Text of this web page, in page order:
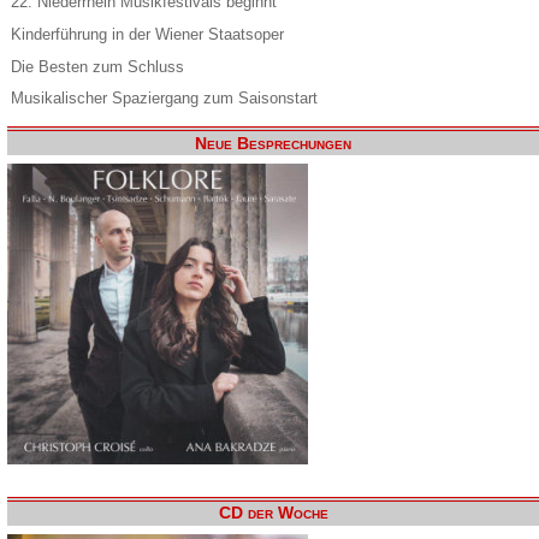
Kinderführung in der Wiener Staatsoper
Die Besten zum Schluss
Musikalischer Spaziergang zum Saisonstart
Neue Besprechungen
CD der Woche